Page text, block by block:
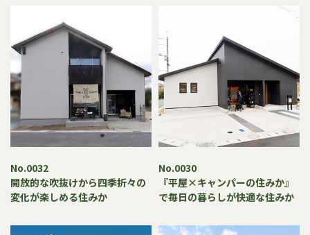
No.0032
開放的な吹抜けから四季折々の
変化が楽しめる住みか
No.0030
『平屋×キャンパーの住みか』
で毎日の暮らしが快適な住みか